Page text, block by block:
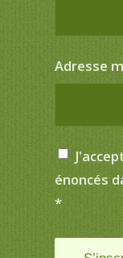
Adresse
énoncés
*